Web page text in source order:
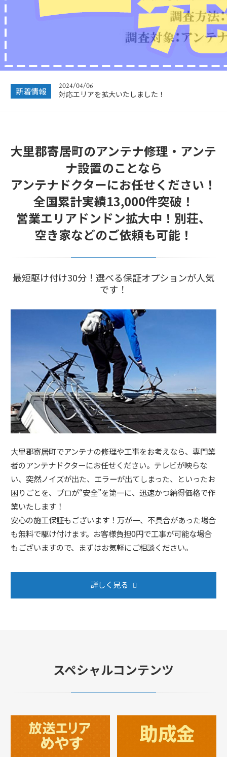
新着情報
2022/07/04
フリーボイス（0120番号）への発信につきまし
2024/04/06
対応エリアを拡大いたしました！
年末年始休暇につきまして
2022/07/04
フリーボイス（0120番号）への発信につきまし
て
2024/12/28
年末年始休業のお知らせ
大里郡寄居町のアンテナ修理・アンテ
ナ設置のことなら
アンテナドクターにお任せください！
全国累計実績13,000件突破！
営業エリアドンドン拡大中！別荘、
空き家などのご依頼も可能！
最短駆け付け30分！選べる保証オプションが人気
です！
大里郡寄居町でアンテナの修理や工事をお考えなら、専門業
者のアンテナドクターにお任せください。テレビが映らな
い、突然ノイズが出た、エラーが出てしまった、といったお
困りごとを、プロが“安全”を第一に、迅速かつ納得価格で作
業いたします！
安心の施工保証もございます！万が一、不具合があった場合
も無料で駆け付けます。お客様負担0円で工事が可能な場合
もございますので、まずはお気軽にご相談ください。
詳しく見る
スペシャルコンテンツ